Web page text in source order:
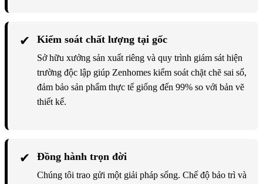
✔ Kiểm soát chất lượng tại gốc
Sở hữu xưởng sản xuất riêng và quy trình giám sát hiện
trường độc lập giúp Zenhomes kiểm soát chặt chẽ sai số,
đảm bảo sản phẩm thực tế giống đến 99% so với bản vẽ
thiết kế.
✔ Đồng hành trọn đời
Chúng tôi trao gửi một giải pháp sống. Chế độ bảo trì và